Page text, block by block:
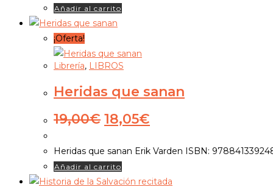
Añadir al carrito
¡Oferta!
Librería, LIBROS
Heridas que sanan
19,00€ El
precio
original
era:
19,00€.
18,05€
precio
actual
es:
Heridas que sanan Erik Varden ISBN:
Añadir al carrito